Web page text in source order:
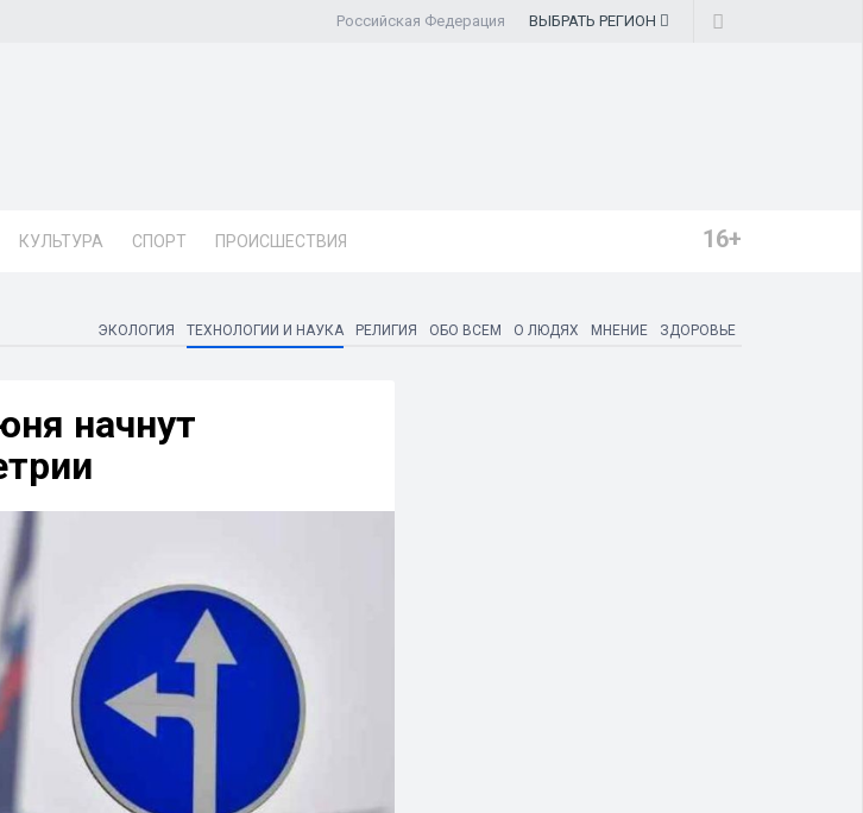
Российская Федерация ВЫБРАТЬ РЕГИОН
КУЛЬТУРА СПОРТ ПРОИСШЕСТВИЯ 16+
ЭКОЛОГИЯ ТЕХНОЛОГИИ И НАУКА РЕЛИГИЯ ОБО ВСЕМ О ЛЮДЯХ МНЕНИЕ ЗДОРОВЬЕ
начнут